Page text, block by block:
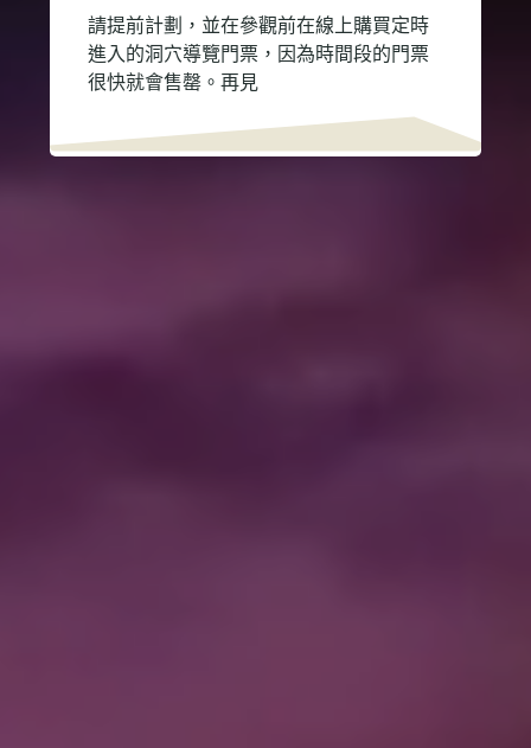
請提前計劃，並在參觀前在線上購買定時
進入的洞穴導覽門票，因為時間段的門票
很快就會售罄。再見